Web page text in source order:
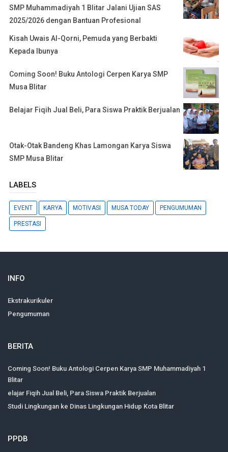
SMP Muhammadiyah 1 Blitar Jalani Ujian SAS
2025/2026 dengan Bantuan Profesional
Kisah Uwais Al-Qorni, Pemuda yang Berbakti
Kepada Ibunya
Coming Soon! Buku Antologi Cerpen Karya SMP
Musa Blitar
Belajar Fiqih Jual Beli, Para Siswa Praktik Berjualan
Otak-Otak Bandeng Khas Lamongan Karya Siswa
SMP Musa Blitar
LABELS
EVENT KARYA MOTIVASI MUSA TODAY PENGUMUMAN
PRESTASI
INFO
Ekstrakurikuler
Pengumuman
BERITA
Coming Soon! Buku Antologi Cerpen Karya SMP Muhammadiyah 1
Blitar
elajar Fiqih Jual Beli, Para Siswa Praktik Berjualan
Studi Lingkungan ke Dinas Lingkungan Hidup Kota Blitar
PPDB